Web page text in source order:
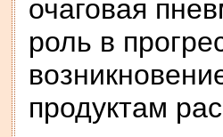
очаговая
роль в
продуктам